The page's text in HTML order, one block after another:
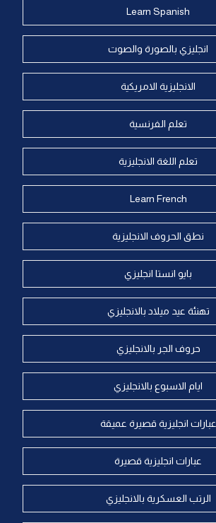
Learn Spanish
انجليزي بالصورة والصوت
الانجليزية الامريكية
تعلم الفرنسية
تعلم اللغة الانجليزية
Learn French
نطق الحروف الانجليزية
بايو انستا انجليزي
تهنئة عيد ميلاد بالانجليزي
حروف الجر بالانجليزي
ايام الاسبوع بالانجليزي
عبارات انجليزية قصيرة عميقة
عبارات انجليزية قصيرة
الرتب العسكرية بالانجليزي